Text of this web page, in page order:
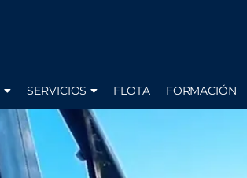
SERVICIOS FLOTA FORMACIÓN